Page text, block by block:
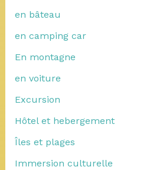
en bâteau
en camping car
En montagne
en voiture
Excursion
Hôtel et hebergement
Îles et plages
Immersion culturelle